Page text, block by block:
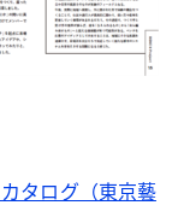
タログ（東京藝